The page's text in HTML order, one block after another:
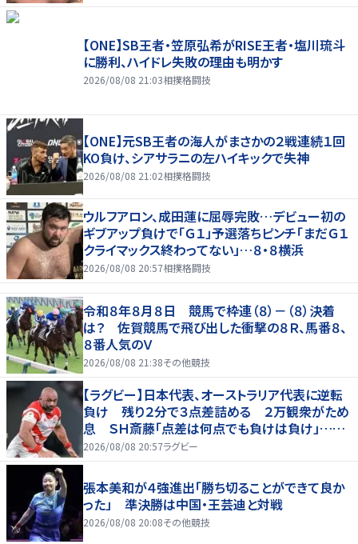
【ONE】SB王者・笠原弘希がRISE王者・塩川琉斗
に勝利、ハイドレ失敗の理由も明かす
2026/08/08 21:03相撲格闘技
【ONE】元SB王者の海人がまさかの２戦連続１回
KO負け、シアサラニの左ハイキックで失神
2026/08/08 21:02相撲格闘技
ウルフアロン、成田蓮に屈辱完敗…デビュー初の
ギブアップ負けで「Ｇ１」予選落ちピンチ「まだＧ１
クライマックス終わってない」…８・８横浜
2026/08/08 20:57相撲格闘技
令和８年８月８日 競馬で枠連（８）－（８）決着
は？ 佐賀競馬で飛び出した衝撃の８Ｒ、馬番８、
８番人気のＶ
2026/08/08 21:38その他競技
【ラグビー】日本代表、オーストラリア代表に逆転
負け 残り２分で３点差詰める ２万観衆がため
息 ＳＨ斎藤「点差は何点でも負けは負け」…前
半にＳＯ伊藤龍が先制トライ、３２ー３５で惜敗
2026/08/08 20:57ラグビー
張本美和が４強進出「勝ち切ることができて良か
った」 準決勝は中国・王芸迪と対戦
2026/08/08 20:08その他競技